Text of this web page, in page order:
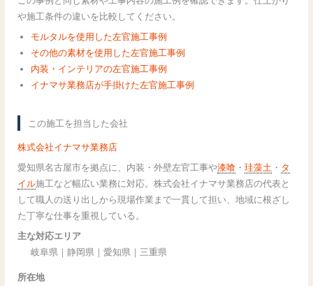
や施工条件の違いを比較してください。
モルタルを使用した左官施工事例
その他の素材を使用した左官施工事例
内装・インテリアの左官施工事例
イナマサ業務店が手掛けた左官施工事例
この施工を担当した会社
株式会社イナマサ業務店
愛知県名古屋市を拠点に、内装・外壁左官工事や漆喰・ 珪藻土・ タ
イル施工など幅広い業務に対応。株式会社イナマサ業務店の代表と
して職人の送り出しから現場作業まで一貫して担い、地域に根ざし
た丁寧な仕事を重視している。
主な対応エリア
岐阜県｜静岡県｜愛知県｜三重県
所在地